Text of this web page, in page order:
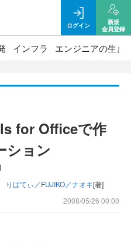
ログイン
新規
会員登録
インフラ エンジニアの生き
for Officeで作
ション
ばてぃ／FUJIKO／ナオキ[著]
2008/05/26 00:00